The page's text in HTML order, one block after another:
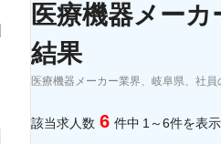
スカウトサービス
パートナーエージェントサ
医療機器メー
結果
医療機器メーカー業界、岐阜県、社
該当求人数 6 件中 1～6件を表示